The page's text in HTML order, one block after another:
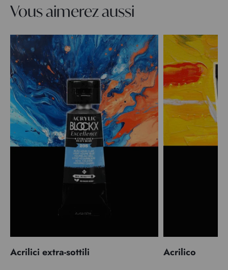
Vous aimerez aussi
Acrilici extra-sottili Acrilico